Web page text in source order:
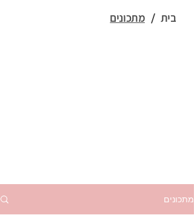
בית / מתכונים
מתכונים